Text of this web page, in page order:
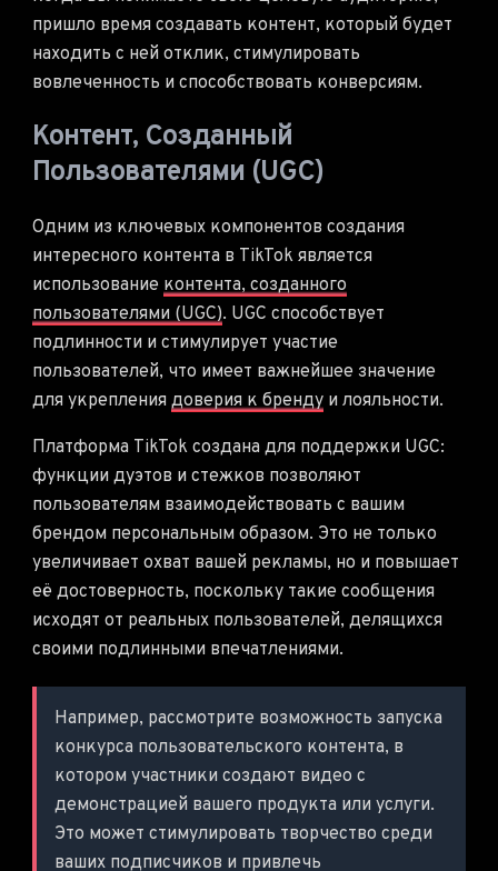
пришло время создавать контент, который будет
находить с ней отклик, стимулировать
вовлеченность и способствовать конверсиям.
Контент, Созданный
Пользователями (UGC)
Одним из ключевых компонентов создания
интересного контента в TikTok является
использование контента, созданного
пользователями (UGC). UGC способствует
подлинности и стимулирует участие
пользователей, что имеет важнейшее значение
для укрепления доверия к бренду и лояльности.
Платформа TikTok создана для поддержки UGC:
функции дуэтов и стежков позволяют
пользователям взаимодействовать с вашим
брендом персональным образом. Это не только
увеличивает охват вашей рекламы, но и повышает
её достоверность, поскольку такие сообщения
исходят от реальных пользователей, делящихся
своими подлинными впечатлениями.
Например, рассмотрите возможность запуска
конкурса пользовательского контента, в
котором участники создают видео с
демонстрацией вашего продукта или услуги.
Это может стимулировать творчество среди
ваших подписчиков и привлечь